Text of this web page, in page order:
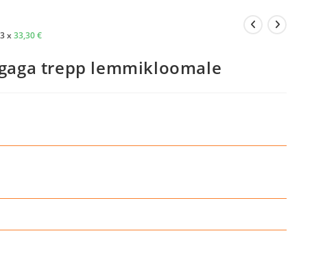
x33,30€
trepp lemmikloomale